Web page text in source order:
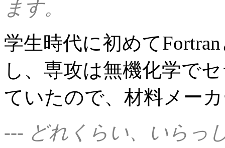
ます。
学生時代に初めて
し、専攻は無機化学で
ていたので、材料メー
--- どれくらい、いらっ